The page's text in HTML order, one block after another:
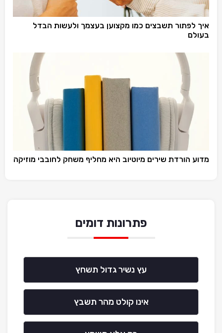
איך לפתור תשבצים כמו מקצוען בעצמך ולעשות הבדל
בעולם
מדוע הורדת שירים מיוטיוב היא מחליף משחק לחובבי מוזיקה
פתרונות דומים
עץ נשיר גדול תשחץ
אינו קולט מהר תשבץ